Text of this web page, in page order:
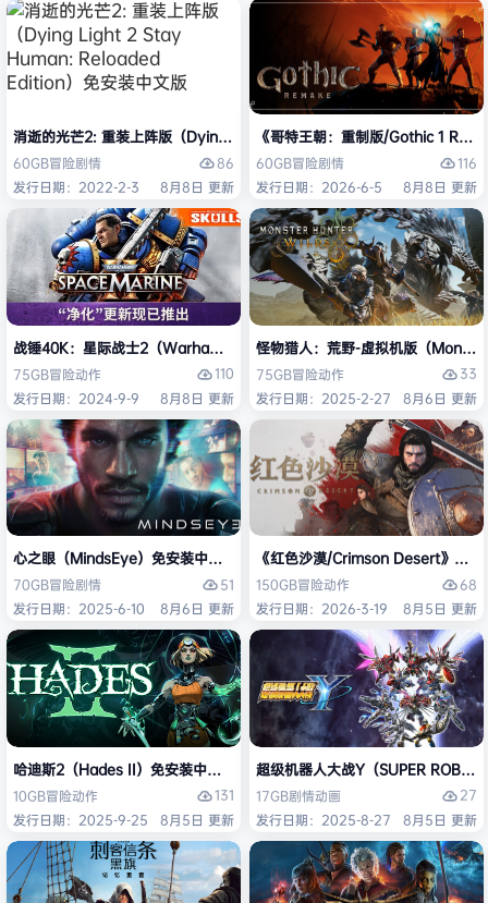
消逝的光芒2: 重装上阵版（Dying Light 2 Stay Human: Reloaded
60GB冒险剧情
86
发行日期：2022-2-3
8月8日 更新
《哥特王朝：重制版/Gothic 1
60GB冒险剧情
116
发行日期：2026-6-5
8月8日 更新
战锤40K：星际战士2（Warhammer 40,000: Space Marine 2）免安装
75GB冒险动作
110
发行日期：2024-9-9
8月8日 更新
怪物猎人：荒野-虚拟机版（
75GB冒险动作
33
发行日期：2025-2-27
8月6日 更新
心之眼（MindsEye）免安装中文版
70GB冒险剧情
51
发行日期：2025-6-10
8月6日 更新
《红色沙漠/Crimson Desert》免安
150GB冒险动作
68
发行日期：2026-3-19
8月5日 更新
哈迪斯2（Hades II）免安装中文版
10GB冒险动作
131
发行日期：2025-9-25
8月5日 更新
超级机器人大战Y（SUPER
17GB剧情动画
27
发行日期：2025-8-27
8月5日 更新